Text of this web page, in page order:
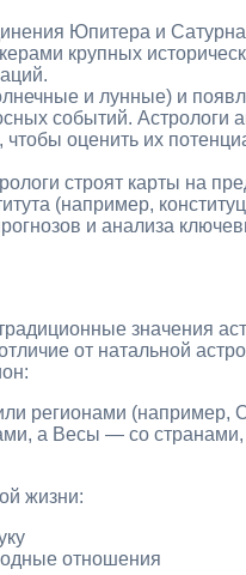
Юпитера и
крупных
и лунные) и
событий. Астрологи
оценить их
строят карты на
(например,
и анализа
значения
от натальной
регионами (например,
а Весы — со
жизни:
отношения